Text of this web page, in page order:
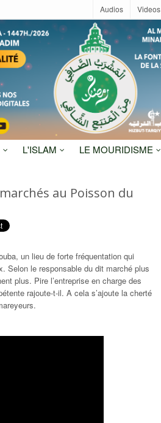
Audios Videos
L'ISLAM LE MOURIDISME
au Poisson du
un lieu de forte fréquentation qui
Selon le responsable du dit marché plus
plus. Pire l’entreprise en charge des
rajoute-t-il. A cela s’ajoute la cherté